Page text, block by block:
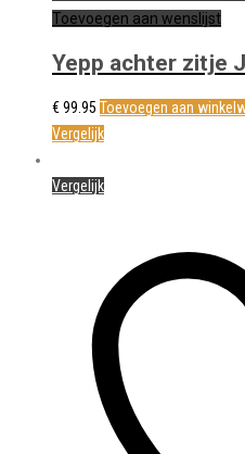
Toevoegen aan wenslijst
Yepp achter zitje
€99.95 Toevoegen aan
Vergelijk
Vergelijk